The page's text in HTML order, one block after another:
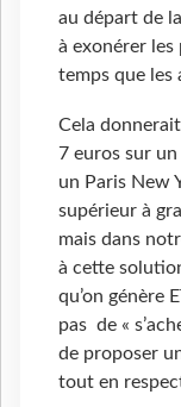
au départ de
à exonérer les
temps que les
Cela
7 euros sur
un Paris New
supérieur à
mais dans
à cette
qu’on génère
pas de «
de proposer
tout en